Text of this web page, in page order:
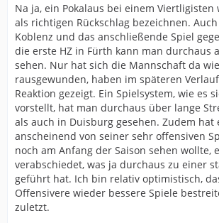
Na ja, ein Pokalaus bei einem Viertligisten
als richtigen Rückschlag bezeichnen.
Koblenz und das anschließende Spiel
die erste HZ in Fürth kann man durchaus
sehen. Nur hat sich die Mannschaft da
rausgewunden, haben im späteren
Reaktion gezeigt. Ein Spielsystem, wie es
vorstellt, hat man durchaus über lange
als auch in Duisburg gesehen. Zudem hat
anscheinend von seiner sehr offensiven
noch am Anfang der Saison sehen wollte,
verabschiedet, was ja durchaus zu einer
geführt hat. Ich bin relativ optimistisch,
Offensivere wieder bessere Spiele
zuletzt.